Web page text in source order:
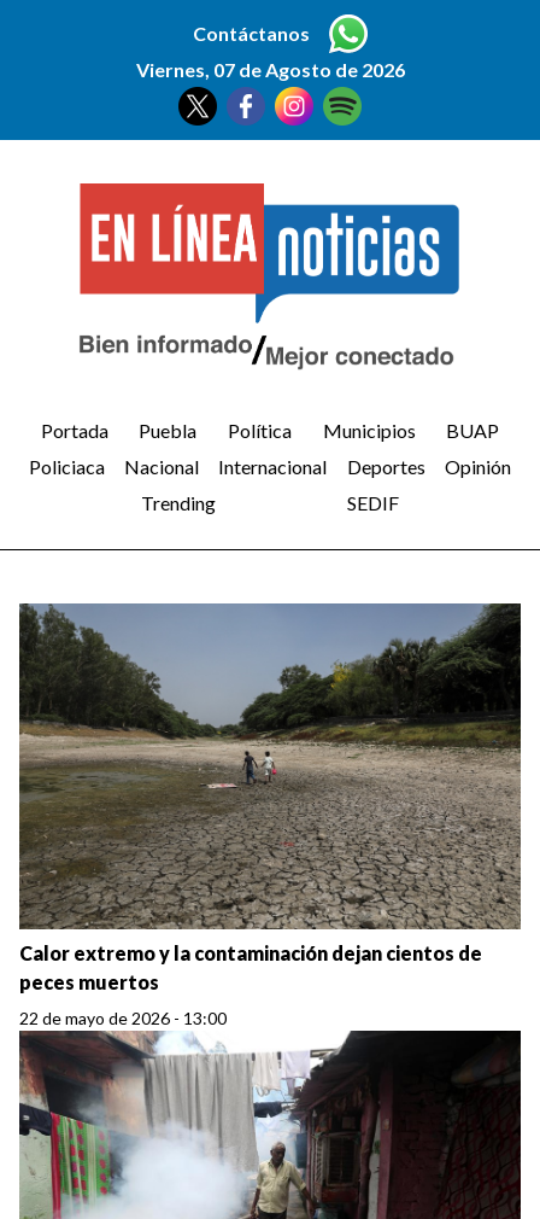
Contáctanos
Viernes, 07 de Agosto de 2026
Portada Puebla Política Municipios
BUAP
Policiaca
Nacional Internacional Deportes
Opinión
Trending
SEDIF
Calor extremo y la contaminación dejan cientos de
peces muertos
22 de mayo de 2026 - 13:00